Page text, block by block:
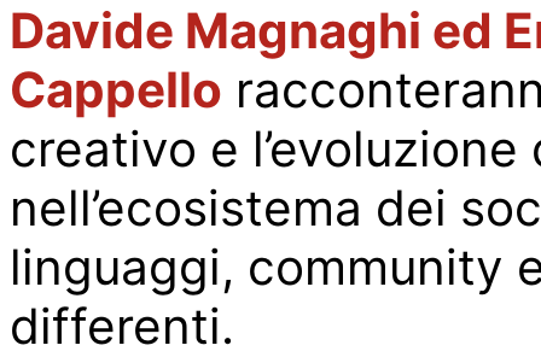
Davide Magnaghi ed
Cappello
creativo e l’evoluzione
nell’ecosistema dei
linguaggi, community
differenti.